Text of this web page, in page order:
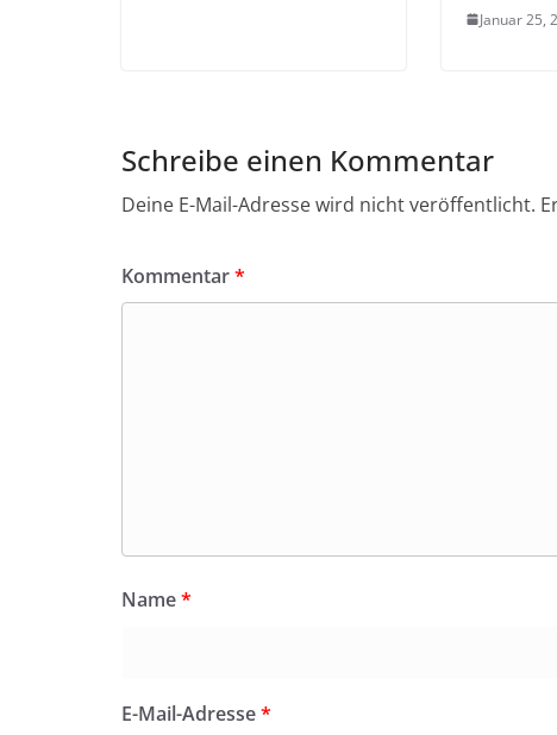
Januar 25,
Schreibe einen Kommentar
Deine E-Mail-Adresse wird nicht veröffentlicht.
Kommentar*
Name*
E-Mail-Adresse*